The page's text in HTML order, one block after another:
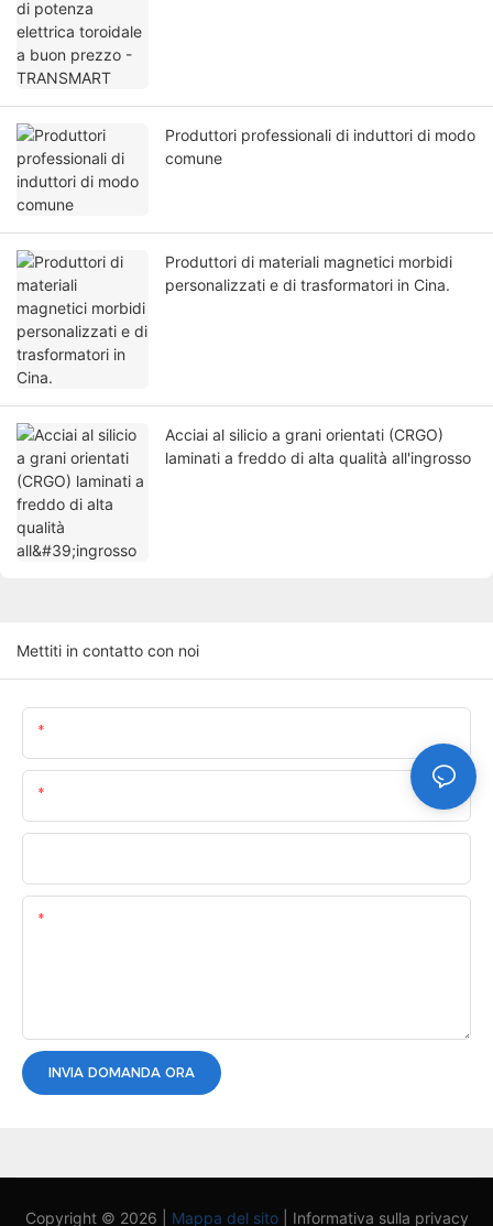
Produttori professionali di induttori di modo
comune
Produttori di materiali magnetici morbidi
personalizzati e di trasformatori in Cina.
Acciai al silicio a grani orientati (CRGO)
laminati a freddo di alta qualità all'ingrosso
Mettiti in contatto con noi
INVIA DOMANDA ORA
Copyright © 2026 | Mappa del sito| Informativa sulla privacy